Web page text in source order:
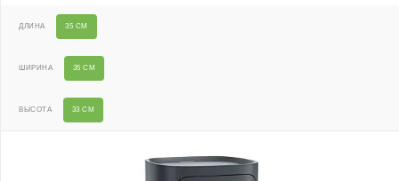
ДЛИНА 35 СМ
ШИРИНА 35 СМ
ВЫСОТА 33 СМ